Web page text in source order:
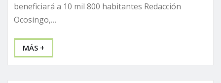
beneficiará a 10 mil 800 habitantes Redacción
Ocosingo,…
MÁS +